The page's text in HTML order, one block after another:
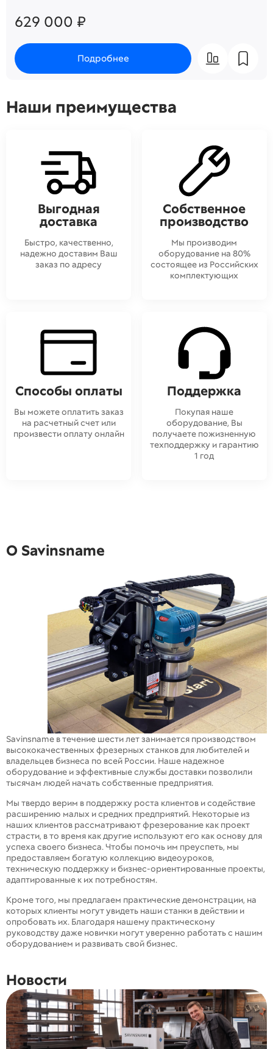
629 000 ₽
Подробнее
Наши преимущества
Выгодная
доставка
Быстро, качественно,
надежно доставим Ваш
заказ по адресу
Собственное
производство
Мы производим
оборудование на 80%
состоящее из Российских
комплектующих
Способы оплаты
Вы можете оплатить заказ
на расчетный счет или
произвести оплату онлайн
Поддержка
Покупая наше
оборудование, Вы
получаете пожизненную
техподдержку и гарантию
1 год
О Savinsname
Savinsname в течение шести лет занимается производством
высококачественных фрезерных станков для любителей и
владельцев бизнеса по всей России. Наше надежное
оборудование и эффективные службы доставки позволили
тысячам людей начать собственные предприятия.
Мы твердо верим в поддержку роста клиентов и содействие
расширению малых и средних предприятий. Некоторые из
наших клиентов рассматривают фрезерование как проект
страсти, в то время как другие используют его как основу для
успеха своего бизнеса. Чтобы помочь им преуспеть, мы
предоставляем богатую коллекцию видеоуроков,
техническую поддержку и бизнес-ориентированные проекты,
адаптированные к их потребностям.
Кроме того, мы предлагаем практические демонстрации, на
которых клиенты могут увидеть наши станки в действии и
опробовать их. Благодаря нашему практическому
руководству даже новички могут уверенно работать с нашим
оборудованием и развивать свой бизнес.
Новости